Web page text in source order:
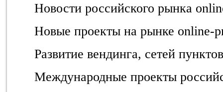
Новости российского рынка
Новые проекты на рынке online-
Развитие вендинга, сетей
Международные проекты